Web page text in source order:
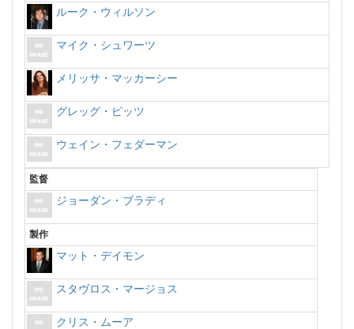
ルーク・ウィルソン
マイク・シュワーツ
メリッサ・マッカーシー
グレッグ・ピッツ
ウェイン・フェダーマン
監督
ジョーダン・ブラディ
製作
マット・デイモン
スタヴロス・マージョス
クリス・ムーア